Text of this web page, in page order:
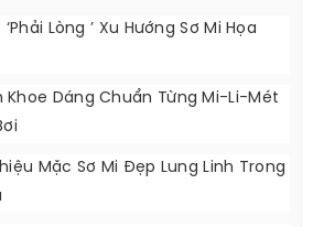
Lòng ’ Xu Hướng Sơ Mi Họa
Khoe Dáng Chuẩn Từng Mi-Li-Mét
Mặc Sơ Mi Đẹp Lung Linh Trong